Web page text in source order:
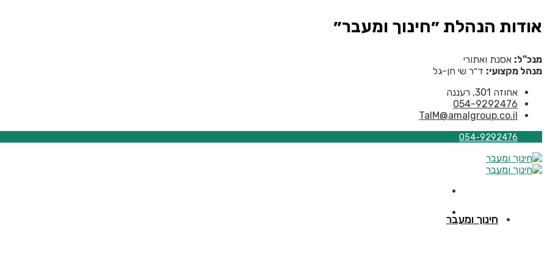
אודות הנהלת ״חינוך ומעבר״
מנכ"ל: אסנת ואתורי
מנהל מקצועי: ד״ר שי חן-גל
אחוזה 301, רעננה
054-9292476
TalM@amalgroup.co.il
054-9292476
חינוך ומעבר